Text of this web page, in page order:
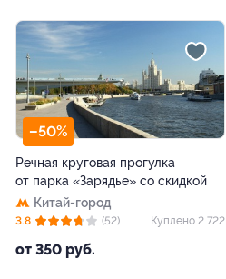
–50%
Речная круговая прогулка
от парка «Зарядье» со скидкой
Китай-город
от 350 руб.
3.8 (52) Куплено 2 722